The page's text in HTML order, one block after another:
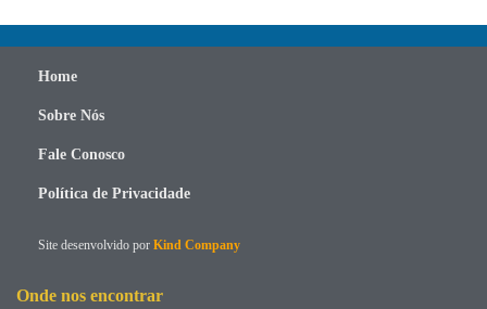
Home
Sobre Nós
Fale Conosco
Política de Privacidade
Site desenvolvido por Kind Company
Onde nos encontrar